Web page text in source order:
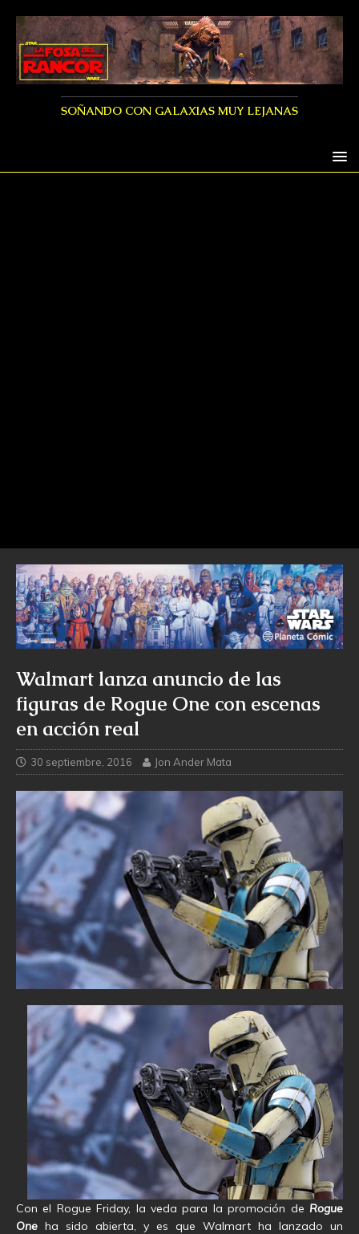
SOÑANDO CON GALAXIAS MUY LEJANAS
Walmart lanza anuncio de las
figuras de Rogue One con escenas
en acción real
30 septiembre, 2016 Jon Ander Mata
Con el Rogue Friday, la veda para la promoción de Rogue
One ha sido abierta, y es que Walmart ha lanzado un